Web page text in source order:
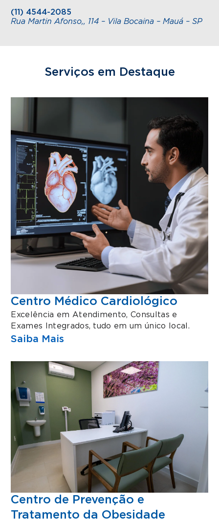
(11) 4544-2085
Rua Martin Afonso,, 114 – Vila Bocaina – Mauá – SP
Serviços em Destaque
Centro Médico Cardiológico
Excelência em Atendimento, Consultas e
Exames Integrados, tudo em um único local.
Saiba Mais
Centro de Prevenção e
Tratamento da Obesidade